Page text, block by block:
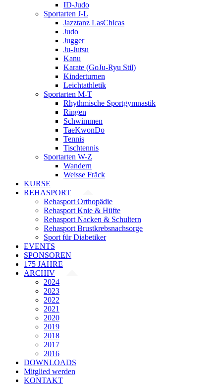
ID-Judo
Sportarten J-L
Jazztanz LasChicas
Judo
Jugger
Ju-Jutsu
Kanu
Karate (GoJu-Ryu Stil)
Kinderturnen
Leichtathletik
Sportarten M-T
Rhythmische Sportgymnastik
Ringen
Schwimmen
TaeKwonDo
Tennis
Tischtennis
Sportarten W-Z
Wandern
Weisse Fräck
KURSE
REHASPORT
Rehasport Orthopädie
Rehasport Knie & Hüfte
Rehasport Nacken & Schultern
Rehasport Brustkrebsnachsorge
Sport für Diabetiker
EVENTS
SPONSOREN
175 JAHRE
ARCHIV
2024
2023
2022
2021
2020
2019
2018
2017
2016
DOWNLOADS
Mitglied werden
KONTAKT